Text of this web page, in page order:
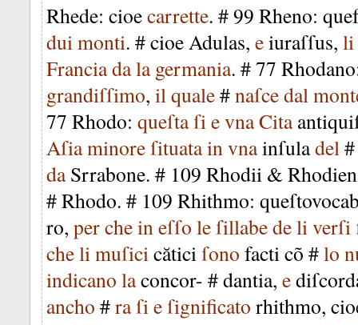
Rhede: cioecarrette. #99 Rheno:
duimonti. #cioeAdulas, eiuraſſus, li
Franciadala germania. #77 Rhodano
grandiſſimo, ilquale#naſcedal
77 Rhodo: queſtaſievnaCita
Aſiaminoreſituatainvnainſuladel
da Srrabone. # 109 Rhodii &
#Rhodo. # 109 Rhithmo:
ro, percheineſſo leſillabedeliverſi
chelimuſicicăticiſono facticõ #lo
indicano laconcor- #dantia, e
ancho #raſieſignificato rhithmo,